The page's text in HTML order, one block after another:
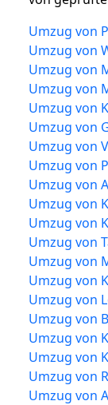
Umzug von
Umzug von
Umzug von
Umzug von
Umzug von
Umzug von
Umzug von
Umzug von
Umzug von
Umzug von
Umzug von
Umzug von
Umzug von
Umzug von
Umzug von
Umzug von
Umzug von
Umzug von
Umzug von
Umzug von